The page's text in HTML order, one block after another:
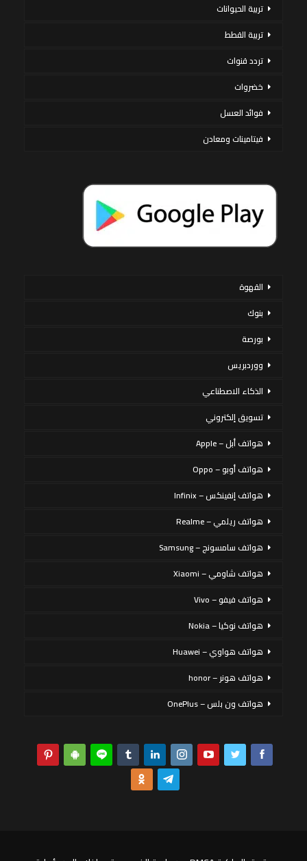
تربية الحيوانات
تربية القطط
تردد قنوات
خضروات
فوائد العسل
فيتامينات ومعادن
القهوة
بنوك
بورصة
ووردبريس
الذكاء الاصطناعي
تسويق إلكتروني
هواتف أبل – Apple
هواتف أوبو – Oppo
هواتف إنفينكس – Infinix
هواتف ريلمي – Realme
هواتف سامسونج – Samsung
هواتف شاومي – Xiaomi
هواتف فيفو – Vivo
هواتف نوكيا – Nokia
هواتف هواوي – Huawei
هواتف هونر – honor
هواتف ون بلس – OnePlus